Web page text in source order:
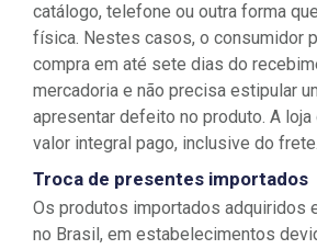
catálogo, telefone ou outra forma
física. Nestes casos, o consumidor
compra em até sete dias do
mercadoria e não precisa estipular
apresentar defeito no produto. A
valor integral pago, inclusive do frete.
Troca de presentes importados
Os produtos importados adquiridos
no Brasil, em estabelecimentos